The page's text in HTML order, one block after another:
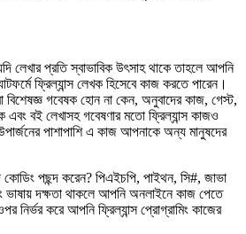
লেখার প্রতি স্বাভাবিক উৎসাহ থাকে তাহলে আপনি
ফ্রিল্যান্স লেখক হিসেবে কাজ করতে পারেন।
বিশেষজ্ঞ গবেষক হোন না কেন, অনুবাদের কাজ, গেস্ট,
বই লেখাসহ গবেষণার মতো ফ্রিল্যান্স কাজও
পাশাপাশি এ কাজ আপনাকে অন্য মানুষদের
পছন্দ করেন? পিএইচপি, পাইথন, সি#, জাভা
ভাষায় দক্ষতা থাকলে আপনি অনলাইনে কাজ পেতে
নির্ভর করে আপনি ফ্রিল্যান্স প্রোগ্রামিং কাজের